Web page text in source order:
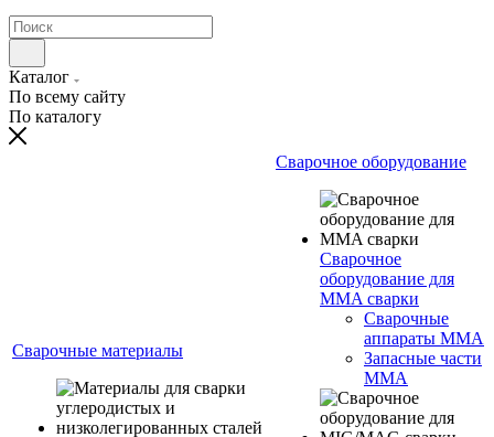
Каталог
По всему сайту
По каталогу
Сварочные материалы
Сварочное оборудование
Сварочное
оборудование для
MMA сварки
Сварочные
аппараты MMA
Запасные части
MMA